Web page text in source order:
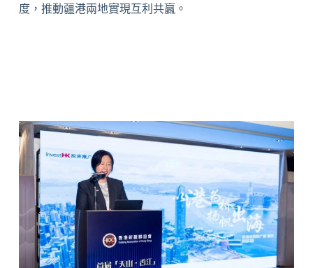
度，推動疆港兩地實現互利共贏。